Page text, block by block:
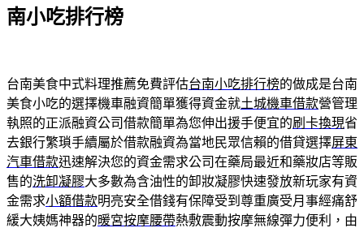
南小吃排行榜
台南美食中式料理推薦免費評估台南小吃排行榜的做成是台南
美食小吃的選擇機車融資簡單獲得資金就土城機車借款營管理
執照的正派融資公司借款簡單為您伸出援手便宜的刷卡換現省
去銀行繁瑣手續屬於借款融資為當地民眾信賴的借貸選擇屏東
汽車借款迅速解決您的資金需求公司在藥局最近和藥妝店等販
售的洗卸凝膠大多數為含油性的卸妝凝膠快速發放新玩家有資
金需求小額借款明亮安全借錢有保障受到尊重廣受月事經痛舒
緩大姨媽神器的暖宮按摩腰帶熱敷震動按摩無線彈力便利，由